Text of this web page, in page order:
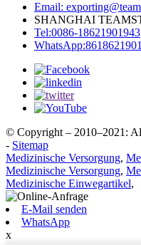
Email:
SHANGHAI
Tel:0086-18621901943
© Copyright – 2010–2021:
- Sitemap
Medizinische Versorgung,
Medizinische Versorgung,
Medizinische Einwegartikel,
E-Mail senden
WhatsApp
x